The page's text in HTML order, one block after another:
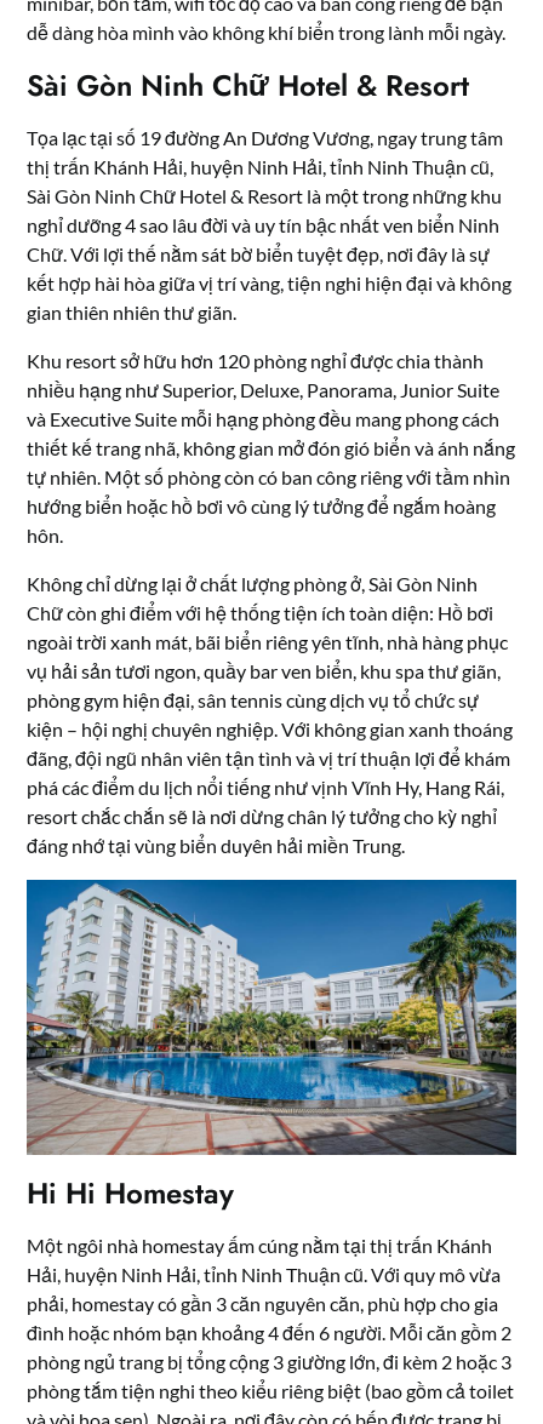
dễ dàng hòa mình vào không khí biển trong lành mỗi ngày.
Sài Gòn Ninh Chữ Hotel & Resort
Tọa lạc tại số 19 đường An Dương Vương, ngay trung tâm
thị trấn Khánh Hải, huyện Ninh Hải, tỉnh Ninh Thuận cũ,
Sài Gòn Ninh Chữ Hotel & Resort là một trong những khu
nghỉ dưỡng 4 sao lâu đời và uy tín bậc nhất ven biển Ninh
Chữ. Với lợi thế nằm sát bờ biển tuyệt đẹp, nơi đây là sự
kết hợp hài hòa giữa vị trí vàng, tiện nghi hiện đại và không
gian thiên nhiên thư giãn.
Khu resort sở hữu hơn 120 phòng nghỉ được chia thành
nhiều hạng như Superior, Deluxe, Panorama, Junior Suite
và Executive Suite mỗi hạng phòng đều mang phong cách
thiết kế trang nhã, không gian mở đón gió biển và ánh nắng
tự nhiên. Một số phòng còn có ban công riêng với tầm nhìn
hướng biển hoặc hồ bơi vô cùng lý tưởng để ngắm hoàng
hôn.
Không chỉ dừng lại ở chất lượng phòng ở, Sài Gòn Ninh
Chữ còn ghi điểm với hệ thống tiện ích toàn diện: Hồ bơi
ngoài trời xanh mát, bãi biển riêng yên tĩnh, nhà hàng phục
vụ hải sản tươi ngon, quầy bar ven biển, khu spa thư giãn,
phòng gym hiện đại, sân tennis cùng dịch vụ tổ chức sự
kiện – hội nghị chuyên nghiệp. Với không gian xanh thoáng
đãng, đội ngũ nhân viên tận tình và vị trí thuận lợi để khám
phá các điểm du lịch nổi tiếng như vịnh Vĩnh Hy, Hang Rái,
resort chắc chắn sẽ là nơi dừng chân lý tưởng cho kỳ nghỉ
đáng nhớ tại vùng biển duyên hải miền Trung.
Hi Hi Homestay
Một ngôi nhà homestay ấm cúng nằm tại thị trấn Khánh
Hải, huyện Ninh Hải, tỉnh Ninh Thuận cũ. Với quy mô vừa
phải, homestay có gần 3 căn nguyên căn, phù hợp cho gia
đình hoặc nhóm bạn khoảng 4 đến 6 người. Mỗi căn gồm 2
phòng ngủ trang bị tổng cộng 3 giường lớn, đi kèm 2 hoặc 3
phòng tắm tiện nghi theo kiểu riêng biệt (bao gồm cả toilet
và vòi hoa sen). Ngoài ra, nơi đây còn có bếp được trang bị